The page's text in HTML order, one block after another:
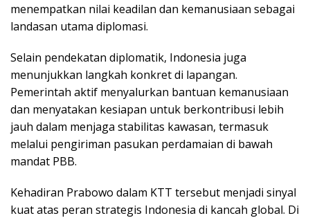
menempatkan nilai keadilan dan kemanusiaan sebagai
landasan utama diplomasi.
Selain pendekatan diplomatik, Indonesia juga
menunjukkan langkah konkret di lapangan.
Pemerintah aktif menyalurkan bantuan kemanusiaan
dan menyatakan kesiapan untuk berkontribusi lebih
jauh dalam menjaga stabilitas kawasan, termasuk
melalui pengiriman pasukan perdamaian di bawah
mandat PBB.
Kehadiran Prabowo dalam KTT tersebut menjadi sinyal
kuat atas peran strategis Indonesia di kancah global. Di